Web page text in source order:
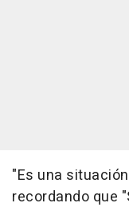
"Es una
recordando que